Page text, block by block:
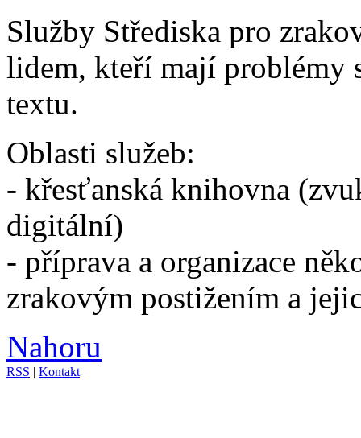
Služby Střediska pro
lidem, kteří mají problémy
textu.
Oblasti služeb:
- křesťanská knihovna
digitální)
- příprava a organizace
zrakovým postižením a
Nahoru
RSS | Kontakt